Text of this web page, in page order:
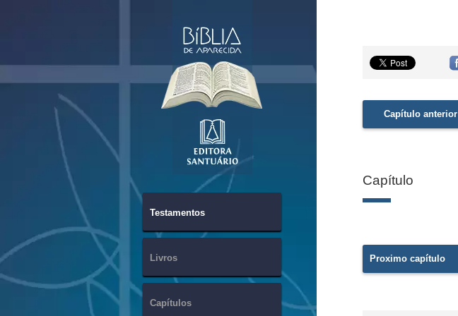
Testamentos
Livros
Capítulos
Capítulo anterior
Capítulo
Proximo capítulo